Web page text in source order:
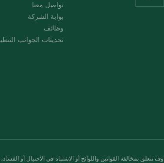
تواصل معنا
بوابة الشركة
وظائف
تحديثات الجوانب
بمخالفة القوانين واللوائح أو الاشتباه في الاحتيال أو